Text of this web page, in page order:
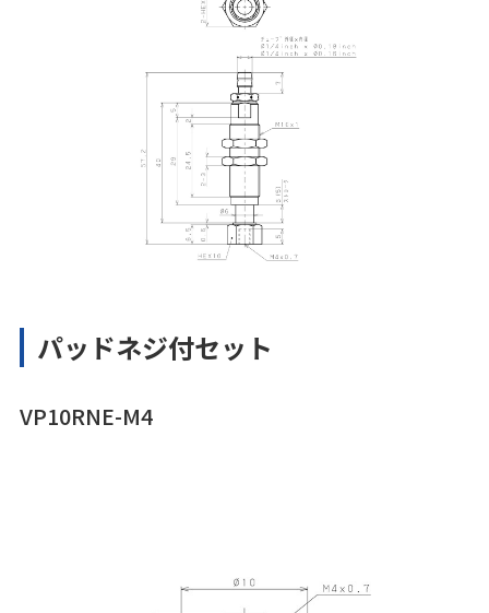
パッドネジ付セット
VP10RNE-M4